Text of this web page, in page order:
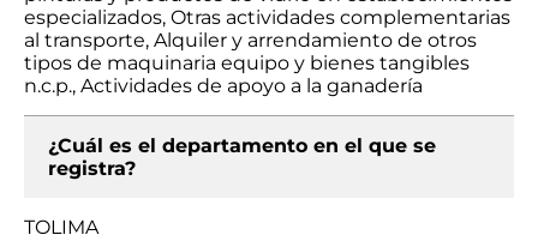
especializados, Otras actividades complementarias
al transporte, Alquiler y arrendamiento de otros
tipos de maquinaria equipo y bienes tangibles
n.c.p., Actividades de apoyo a la ganadería
¿Cuál es el departamento en el que se
registra?
TOLIMA